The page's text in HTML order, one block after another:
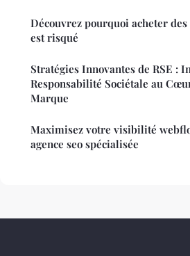
Découvrez pourquoi acheter
est risqué
Stratégies Innovantes de RSE :
Responsabilité Sociétale au
Marque
Maximisez votre visibilité
agence seo spécialisée